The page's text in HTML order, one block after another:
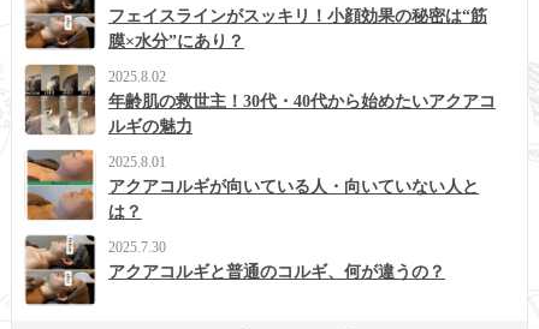
フェイスラインがスッキリ！小顔効果の秘密は“筋
膜×水分”にあり？
2025.8.02
年齢肌の救世主！30代・40代から始めたいアクアコ
ルギの魅力
2025.8.01
アクアコルギが向いている人・向いていない人と
は？
2025.7.30
アクアコルギと普通のコルギ、何が違うの？